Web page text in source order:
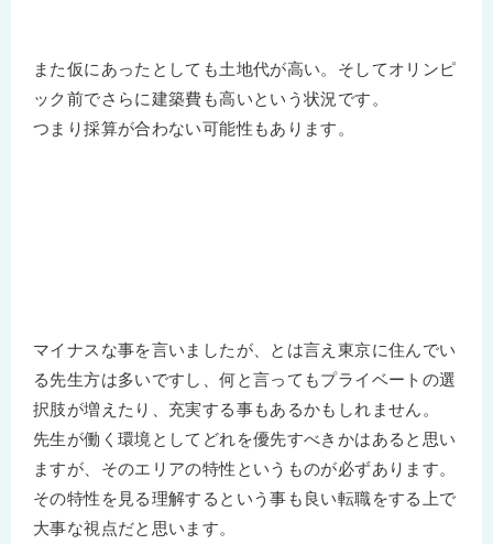
また仮にあったとしても土地代が高い。そしてオリンピ
ック前でさらに建築費も高いという状況です。
つまり採算が合わない可能性もあります。
マイナスな事を言いましたが、とは言え東京に住んでい
る先生方は多いですし、何と言ってもプライベートの選
択肢が増えたり、充実する事もあるかもしれません。
先生が働く環境としてどれを優先すべきかはあると思い
ますが、そのエリアの特性というものが必ずあります。
その特性を見る理解するという事も良い転職をする上で
大事な視点だと思います。